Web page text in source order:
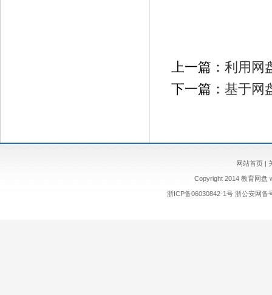
上一篇： 利用网
下一篇： 基于网
网站首页|
Copyright 2014 教育网盘
浙ICP备06030842-1号浙公安网备